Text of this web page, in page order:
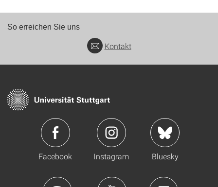
So erreichen Sie uns
Kontakt
Facebook Instagram Bluesky